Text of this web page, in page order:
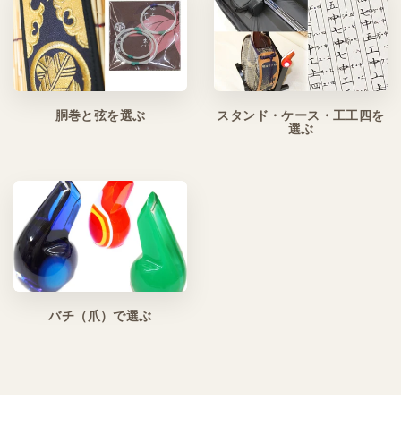
胴巻と弦を選ぶ
スタンド・ケース・工工四を
選ぶ
バチ（爪）で選ぶ